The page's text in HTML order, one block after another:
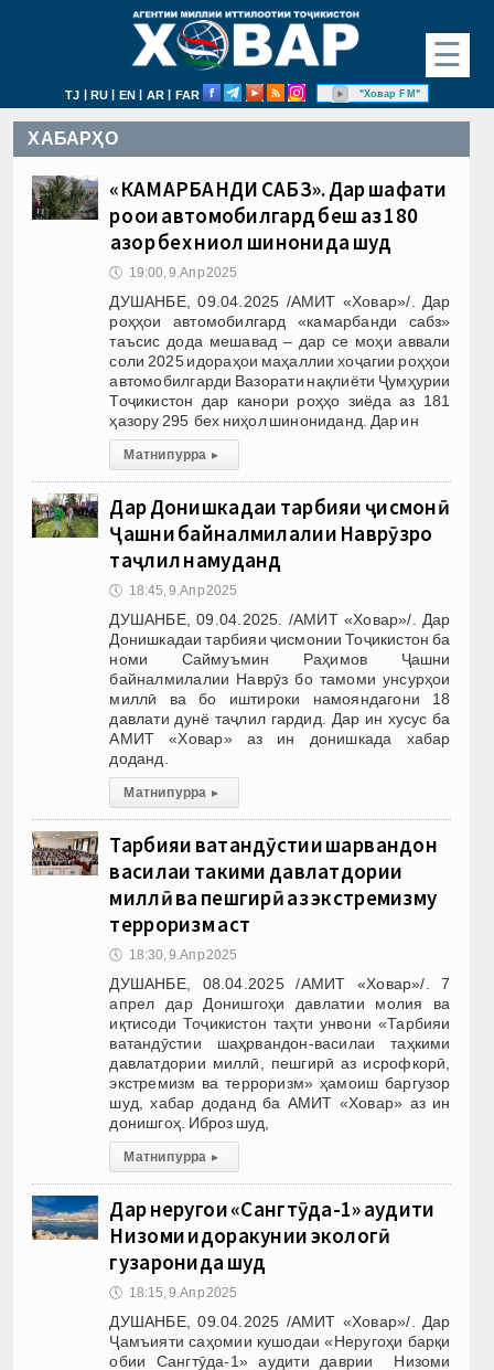
☰
TJ | RU | EN | AR | FAR "Ховар FM"
ХАБАРҲО
«КАМАРБАНДИ САБЗ». Дар шафати
роҳҳои автомобилгард беш аз 180
ҳазор бех ниҳол шинонида шуд
🕔 19:00, 9.Апр 2025
ДУШАНБЕ, 09.04.2025 /АМИТ «Ховар»/. Дар
роҳҳои автомобилгард «камарбанди сабз»
таъсис дода мешавад – дар се моҳи аввали
соли 2025 идораҳои маҳаллии хоҷагии роҳҳои
автомобилгарди Вазорати нақлиёти Ҷумҳурии
Тоҷикистон дар канори роҳҳо зиёда аз 181
ҳазору 295 бех ниҳол шинониданд. Дар ин
Матни пурра ▸
Дар Донишкадаи тарбияи ҷисмонӣ
Ҷашни байналмилалии Наврӯзро
таҷлил намуданд
🕔 18:45, 9.Апр 2025
ДУШАНБЕ, 09.04.2025. /АМИТ «Ховар»/. Дар
Донишкадаи тарбияи ҷисмонии Тоҷикистон ба
номи Саймуъмин Раҳимов Ҷашни
байналмилалии Наврӯз бо тамоми унсурҳои
миллӣ ва бо иштироки намояндагони 18
давлати дунё таҷлил гардид. Дар ин хусус ба
АМИТ «Ховар» аз ин донишкада хабар
доданд.
Матни пурра ▸
Тарбияи ватандӯстии шаҳрвандон
василаи таҳкими давлатдории
миллӣ ва пешгирӣ аз экстремизму
терроризм аст
🕔 18:30, 9.Апр 2025
ДУШАНБЕ, 08.04.2025 /АМИТ «Ховар»/. 7
апрел дар Донишгоҳи давлатии молия ва
иқтисоди Тоҷикистон таҳти унвони «Тарбияи
ватандӯстии шаҳрвандон-василаи таҳкими
давлатдории миллӣ, пешгирӣ аз исрофкорӣ,
экстремизм ва терроризм» ҳамоиш баргузор
шуд, хабар доданд ба АМИТ «Ховар» аз ин
донишгоҳ. Иброз шуд,
Матни пурра ▸
Дар неругоҳи «Сангтӯда-1» аудити
Низоми идоракунии экологӣ
гузаронида шуд
🕔 18:15, 9.Апр 2025
ДУШАНБЕ, 09.04.2025 /АМИТ «Ховар»/. Дар
Ҷамъияти саҳомии кушодаи «Неругоҳи барқи
обии Сангтӯда-1» аудити даврии Низоми